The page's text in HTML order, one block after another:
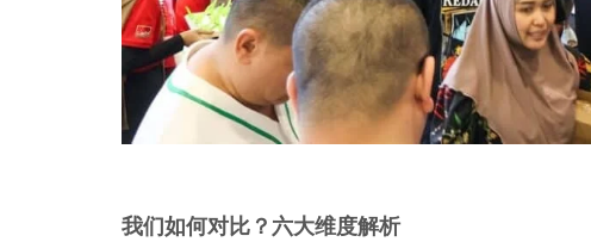
我们如何对比？六大维度解析